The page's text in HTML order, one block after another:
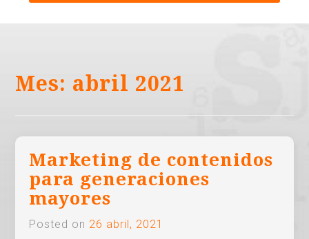
Mes: abril 2021
Marketing de contenidos
para generaciones
mayores
Posted on 26 abril, 2021